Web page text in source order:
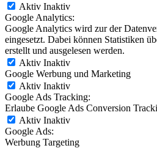
Aktiv Inaktiv
Google Analytics:
Google Analytics wird zur der
eingesetzt. Dabei können Statistiken
erstellt und ausgelesen werden.
Aktiv Inaktiv
Google Werbung und Marketing
Aktiv Inaktiv
Google Ads Tracking:
Erlaube Google Ads Conversion
Aktiv Inaktiv
Google Ads:
Werbung Targeting